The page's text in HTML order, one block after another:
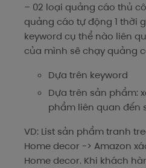
– 02 loại quảng cáo thủ
quảng cáo tự động 1 thời
keyword cụ thể nào liên
của mình sẽ chạy quảng
Dựa trên keyword
Dựa trên sản phẩm:
phẩm liên quan đến
VD: List sản phẩm tranh
Home decor -> Amazon
Home decor. Khi khách